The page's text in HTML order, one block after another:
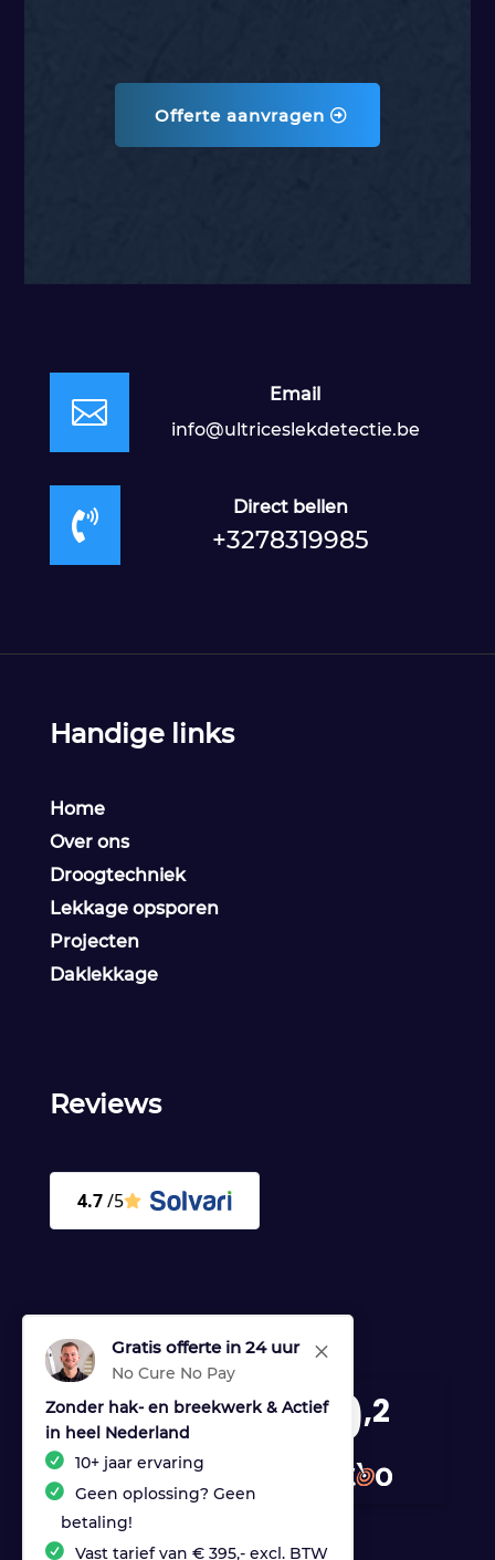
Offerte aanvragen

Email
info@ultriceslekdetectie.be

Direct bellen
+3278319985
M
Gratis offerte in 24 uur
No Cure No Pay
Zonder hak- en breekwerk & Actief
in heel Nederland
10+ jaar ervaring
Geen oplossing? Geen
betaling!
Vast tarief van € 395,- excl. BTW
Handige links
Home
Over ons
Droogtechniek
Lekkage opsporen
Projecten
Daklekkage
Reviews
9,2
provided by